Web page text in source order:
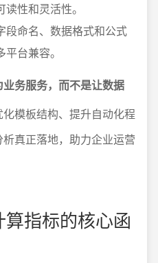
性和灵活性。
段命名、数据格式和公式
台兼容。
务服务，而不是让数据
化模板结构、提升自动化程
真正落地，助力企业运营
指标的核心函